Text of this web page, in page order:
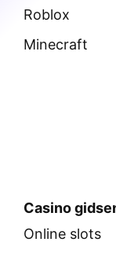
Roblox
Minecraft
Casino
Online slots